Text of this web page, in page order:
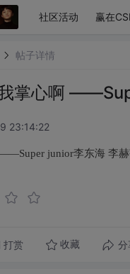
社区活动 赢在
帖子详情
掌心啊
23:14:22
junior李东海 李
打赏 收藏 分